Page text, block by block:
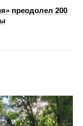
преодолел 200